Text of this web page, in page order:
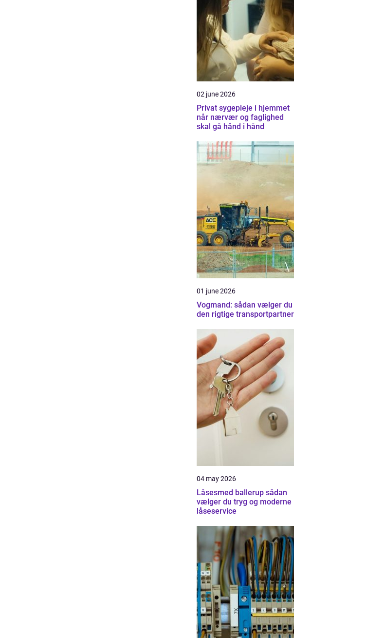
02 june 2026
Privat sygepleje i hjemmet
når nærvær og faglighed
skal gå hånd i hånd
01 june 2026
Vogmand: sådan vælger du
den rigtige transportpartner
04 may 2026
Låsesmed ballerup sådan
vælger du tryg og moderne
låseservice